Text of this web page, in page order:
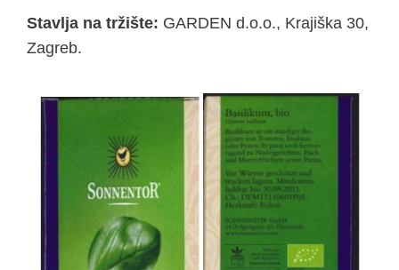
Stavlja na tržište: GARDEN d.o.o., Krajiška 30,
Zagreb.